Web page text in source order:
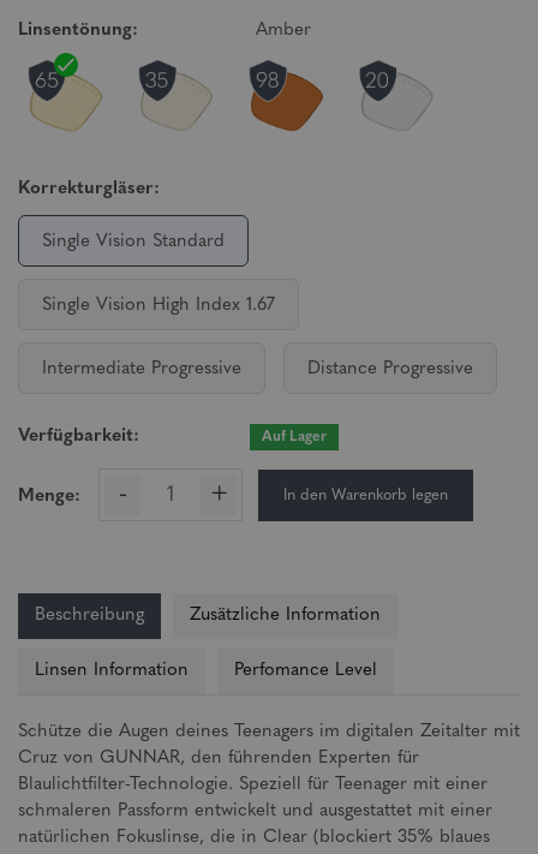
Linsentönung: Amber
Korrekturgläser:
Single Vision Standard
Single Vision High Index 1.67
Intermediate Progressive Distance Progressive
Verfügbarkeit: Auf Lager
Menge: - + In den Warenkorb legen
Beschreibung Zusätzliche Information
Linsen Information Perfomance Level
Schütze die Augen deines Teenagers im digitalen Zeitalter mit
Cruz von GUNNAR, den führenden Experten für
Blaulichtfilter-Technologie. Speziell für Teenager mit einer
schmaleren Passform entwickelt und ausgestattet mit einer
natürlichen Fokuslinse, die in Clear (blockiert 35% blaues